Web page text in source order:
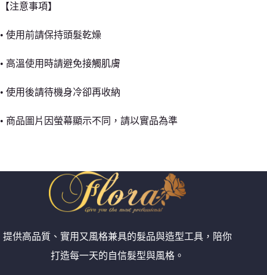
【注意事項】
• 使用前請保持頭髮乾燥
• 高溫使用時請避免接觸肌膚
• 使用後請待機身冷卻再收納
• 商品圖片因螢幕顯示不同，請以實品為準
提供高品質、實用又風格兼具的髮品與造型工具，陪你
打造每一天的自信髮型與風格。